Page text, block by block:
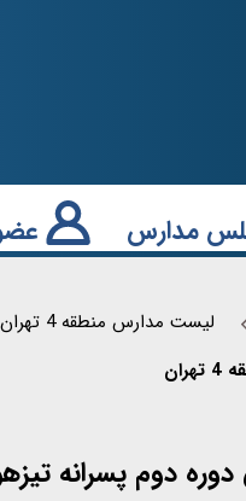
مدارس
لیست مدارس منطقه 4 تهران
4 تهران همراه با آدرس و شماره